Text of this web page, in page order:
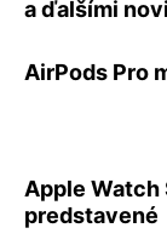
a ďalšími
AirPods Pro
Apple
predstavené